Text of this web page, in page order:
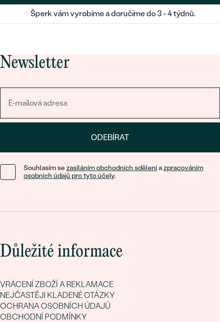
Šperk vám vyrobíme a doručíme do 3 - 4 týdnů.
Newsletter
ODEBÍRAT
Souhlasím sezasíláním obchodních sděleníazpracováním
osobních údajů pro tyto účely.
Důležité informace
VRÁCENÍ ZBOŽÍ A REKLAMACE
NEJČASTĚJI KLADENÉ OTÁZKY
OCHRANA OSOBNÍCH ÚDAJŮ
OBCHODNÍ PODMÍNKY